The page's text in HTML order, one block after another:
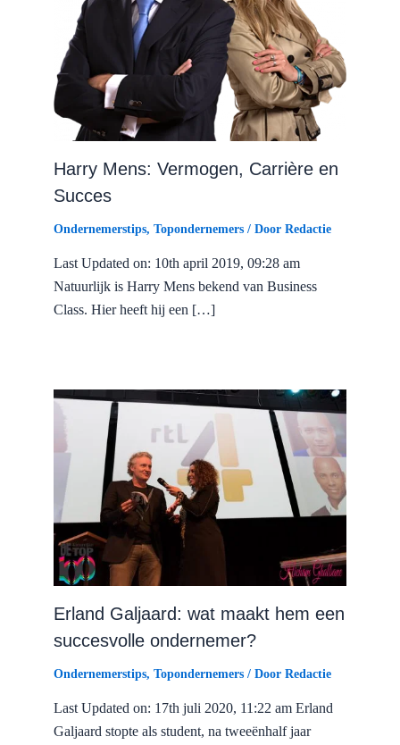
Harry Mens: Vermogen, Carrière en
Succes
Ondernemerstips, Topondernemers / Door Redactie
Last Updated on: 10th april 2019, 09:28 am
Natuurlijk is Harry Mens bekend van Business
Class. Hier heeft hij een […]
Erland Galjaard: wat maakt hem een
succesvolle ondernemer?
Ondernemerstips, Topondernemers / Door Redactie
Last Updated on: 17th juli 2020, 11:22 am Erland
Galjaard stopte als student, na tweeënhalf jaar